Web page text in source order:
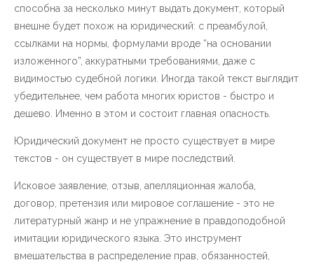
способна за несколько минут выдать документ, который
внешне будет похож на юридический: с преамбулой,
ссылками на нормы, формулами вроде “на основании
изложенного”, аккуратными требованиями, даже с
видимостью судебной логики. Иногда такой текст выглядит
убедительнее, чем работа многих юристов - быстро и
дешево. Именно в этом и состоит главная опасность.
Юридический документ не просто существует в мире
текстов - он существует в мире последствий.
Исковое заявление, отзыв, апелляционная жалоба,
договор, претензия или мировое соглашение - это не
литературный жанр и не упражнение в правдоподобной
имитации юридического языка. Это инструмент
вмешательства в распределение прав, обязанностей,